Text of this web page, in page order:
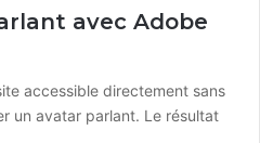
avec Adobe
accessible directement sans
un avatar parlant. Le résultat